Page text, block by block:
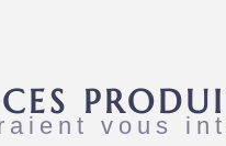
CES
vous